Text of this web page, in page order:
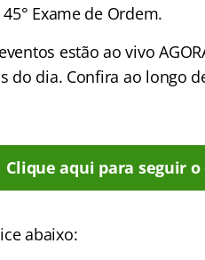
45° Exame de Ordem.
estão ao vivo
do dia. Confira ao longo
Clique aqui para seguir
abaixo: